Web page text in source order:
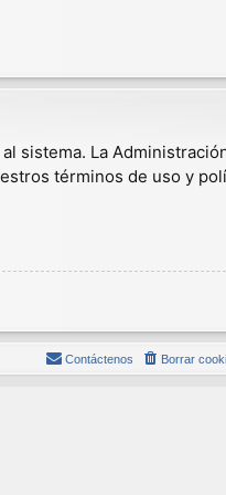
sistema. La
términos de uso y
Borrar
Contáctenos